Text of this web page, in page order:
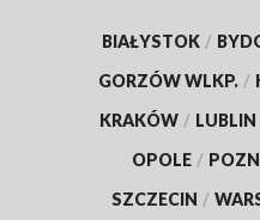
BIAŁYSTOK /
GORZÓW WLKP. /
KRAKÓW / LUBLIN
OPOLE /
SZCZECIN /